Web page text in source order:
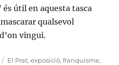
útil en aquesta tasca
qualsevol
vingui.
Etiquetes
El Prat,exposició,franquisme,